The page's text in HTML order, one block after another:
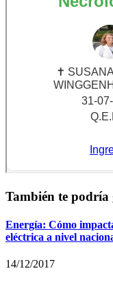
También te podría
Energía: Cómo
eléctrica a nivel
14/12/2017